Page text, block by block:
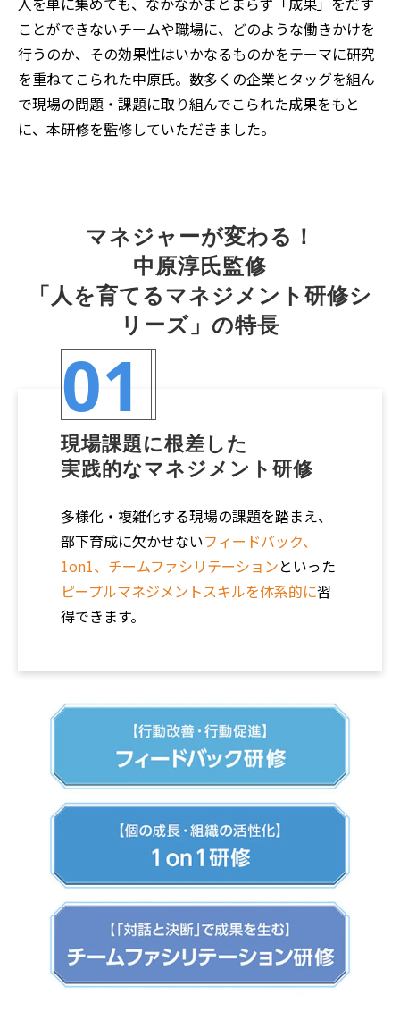
ことができないチームや職場に、どのような働きかけを
行うのか、その効果性はいかなるものかをテーマに研究
を重ねてこられた中原氏。数多くの企業とタッグを組ん
で現場の問題・課題に取り組んでこられた成果をもと
に、本研修を監修していただきました。
マネジャーが変わる！
中原淳氏監修
「人を育てるマネジメント研修シ
リーズ」の特長
01
現場課題に根差した
実践的なマネジメント研修
多様化・複雑化する現場の課題を踏まえ、
部下育成に欠かせないフィードバック、
1on1、チームファシリテーションといった
ピープルマネジメントスキルを体系的に習
得できます。